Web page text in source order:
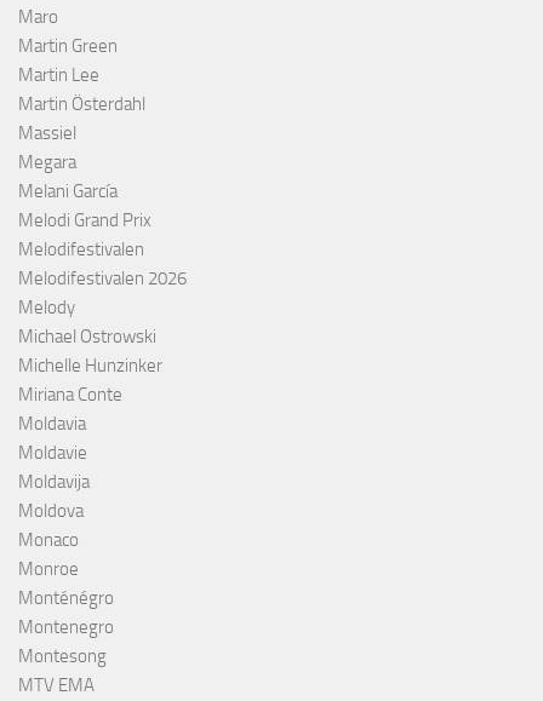
Maro
Martin Green
Martin Lee
Martin Österdahl
Massiel
Megara
Melani García
Melodi Grand Prix
Melodifestivalen
Melodifestivalen 2026
Melody
Michael Ostrowski
Michelle Hunzinker
Miriana Conte
Moldavia
Moldavie
Moldavija
Moldova
Monaco
Monroe
Monténégro
Montenegro
Montesong
MTV EMA